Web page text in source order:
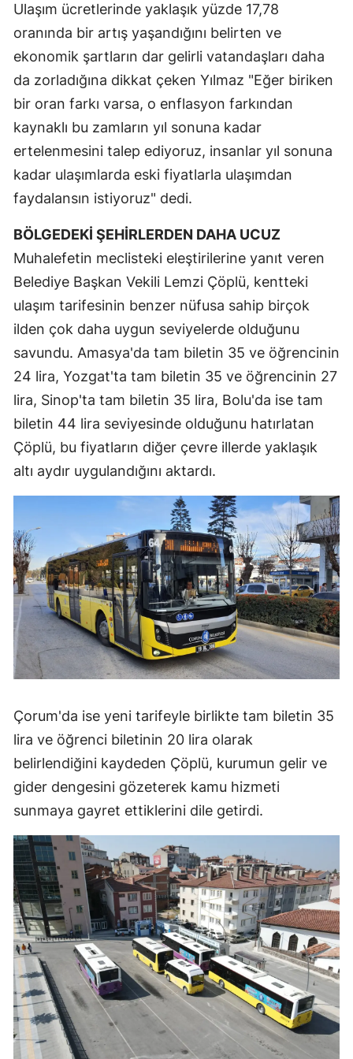
Samsun
Siirt
Sinop
Sivas
Tekirdağ
Tokat
Tunceli
Şanlıurfa
Uşak
Van
Yozgat
Aksaray
Karaman
Kırıkkale
Batman
Şırnak
Bartın
Ardahan
Yalova
Karabük
Kilis
Osmaniye
Düzce
Ulaşım ücretlerinde yaklaşık yüzde 17,78
oranında bir artış yaşandığını belirten ve
ekonomik şartların dar gelirli vatandaşları daha
da zorladığına dikkat çeken Yılmaz "Eğer biriken
bir oran farkı varsa, o enflasyon farkından
kaynaklı bu zamların yıl sonuna kadar
ertelenmesini talep ediyoruz, insanlar yıl sonuna
kadar ulaşımlarda eski fiyatlarla ulaşımdan
faydalansın istiyoruz" dedi.
BÖLGEDEKİ ŞEHİRLERDEN DAHA UCUZ
Muhalefetin meclisteki eleştirilerine yanıt veren
Belediye Başkan Vekili Lemzi Çöplü, kentteki
ulaşım tarifesinin benzer nüfusa sahip birçok
ilden çok daha uygun seviyelerde olduğunu
savundu. Amasya'da tam biletin 35 ve öğrencinin
24 lira, Yozgat'ta tam biletin 35 ve öğrencinin 27
lira, Sinop'ta tam biletin 35 lira, Bolu'da ise tam
biletin 44 lira seviyesinde olduğunu hatırlatan
Çöplü, bu fiyatların diğer çevre illerde yaklaşık
altı aydır uygulandığını aktardı.
Çorum'da ise yeni tarifeyle birlikte tam biletin 35
lira ve öğrenci biletinin 20 lira olarak
belirlendiğini kaydeden Çöplü, kurumun gelir ve
gider dengesini gözeterek kamu hizmeti
sunmaya gayret ettiklerini dile getirdi.